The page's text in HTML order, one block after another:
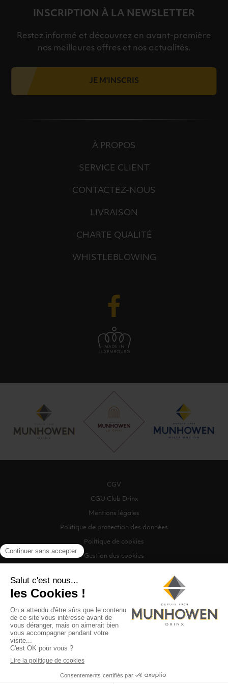
INSCRIPTION À LA NEWSLETTER
Restez informé et découvrez en avant-première
nos meilleures offres et nos actualités.
JE M'INSCRIS
À PROPOS
SERVICE CLIENT
CONTACTEZ-NOUS
LIVRAISON
CHARTE QUALITÉ
WHISTLEBLOWING
CGV
CGU Club Drinx
Mentions légales
Politique de protection des données
Politique de cookies
Gestion des cookies
©2026 Munhowen Drinx / Tous droits réservés
Digitalised by